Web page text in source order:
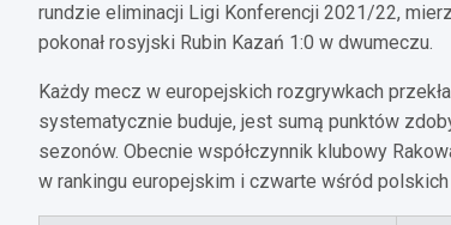
rundzie eliminacji Ligi Konferencji 2021/22,
pokonał rosyjski Rubin Kazań 1:0 w dwumeczu.
Każdy mecz w europejskich rozgrywkach
systematycznie buduje, jest sumą punktów
sezonów. Obecnie współczynnik klubowy
w rankingu europejskim i czwarte wśród polskich